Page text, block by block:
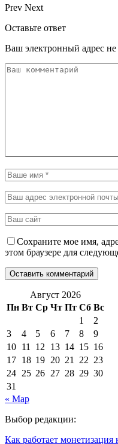
Prev Next
Оставьте ответ
Ваш электронный адрес не
Сохраните мое имя,
этом браузере для
Август 2026
Пн Вт Ср Чт Пт Сб Вс
1
2
3
4 5 6 7 8
9
10 11 12 13 14 15 16
17 18 19 20 21 22 23
24 25 26 27 28 29 30
31
« Мар
Выбор редакции:
Как работает монетизация